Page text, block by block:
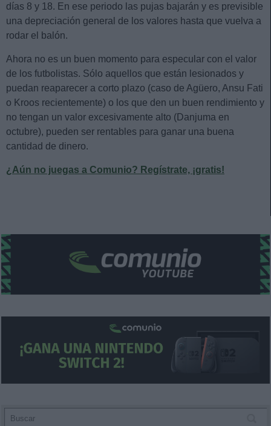
días 8 y 18. En ese periodo las pujas bajarán y es previsible
una depreciación general de los valores hasta que vuelva a
rodar el balón.
Ahora no es un buen momento para especular con el valor
de los futbolistas. Sólo aquellos que están lesionados y
puedan reaparecer a corto plazo (caso de Agüero, Ansu Fati
o Kroos recientemente) o los que den un buen rendimiento y
no tengan un valor excesivamente alto (Danjuma en
octubre), pueden ser rentables para ganar una buena
cantidad de dinero.
¿Aún no juegas a Comunio? Regístrate, ¡gratis!